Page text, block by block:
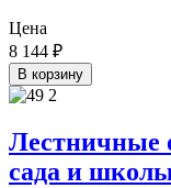
Цена
8 144 ₽
В корзину
Лестничные
сада и